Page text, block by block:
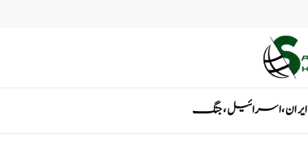
ایران ، اسرائیل ، جنگ